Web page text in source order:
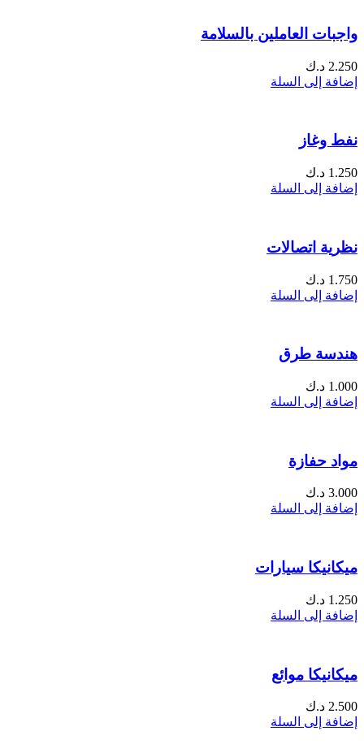
واجبات العاملين بالسلامة
2.250 د.ك
إضافة إلى السلة
نفط وغاز
1.250 د.ك
إضافة إلى السلة
نظرية اتصالات
1.750 د.ك
إضافة إلى السلة
هندسة طرق
1.000 د.ك
إضافة إلى السلة
مواد حفازة
3.000 د.ك
إضافة إلى السلة
ميكانيكا سيارات
1.250 د.ك
إضافة إلى السلة
ميكانيكا موائع
2.500 د.ك
إضافة إلى السلة